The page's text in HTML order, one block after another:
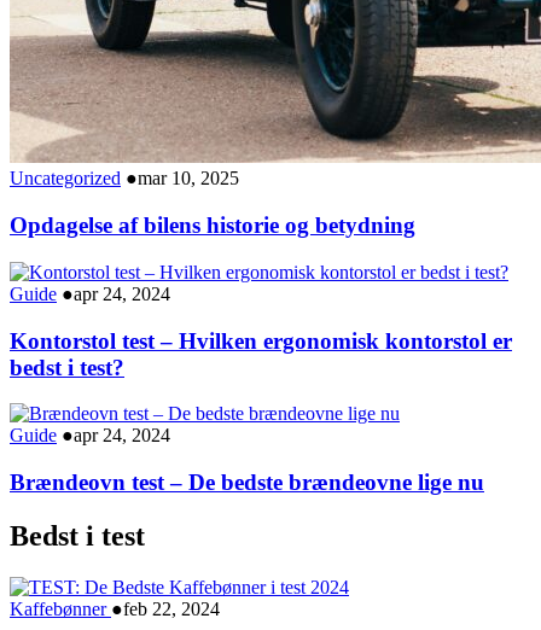
Uncategorized ●mar 10, 2025
Opdagelse af bilens historie og betydning
Guide ●apr 24, 2024
Kontorstol test – Hvilken ergonomisk kontorstol er
bedst i test?
Guide ●apr 24, 2024
Brændeovn test – De bedste brændeovne lige nu
Bedst i test
Kaffebønner ●feb 22, 2024